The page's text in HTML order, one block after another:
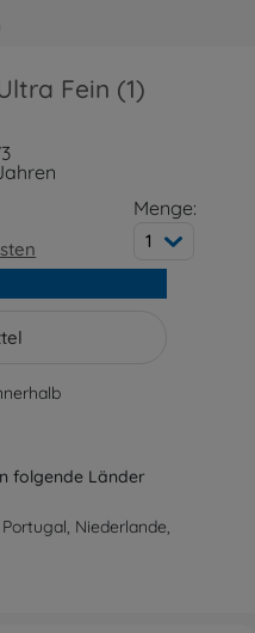
Fein (1)
Menge:
1
folgende Länder
Niederlande,